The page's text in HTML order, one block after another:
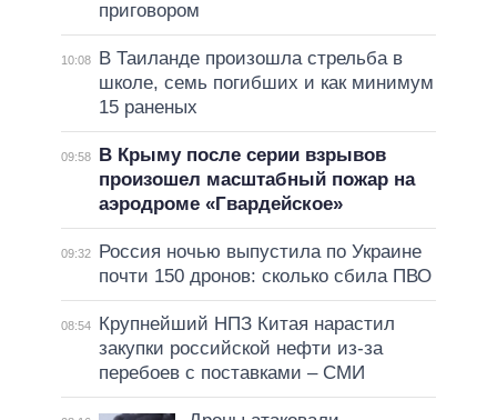
приговором
10:08
В Таиланде произошла стрельба в
школе, семь погибших и как минимум
15 раненых
09:58
В Крыму после серии взрывов
произошел масштабный пожар на
аэродроме «Гвардейское»
09:32
Россия ночью выпустила по Украине
почти 150 дронов: сколько сбила ПВО
08:54
Крупнейший НПЗ Китая нарастил
закупки российской нефти из-за
перебоев с поставками – СМИ